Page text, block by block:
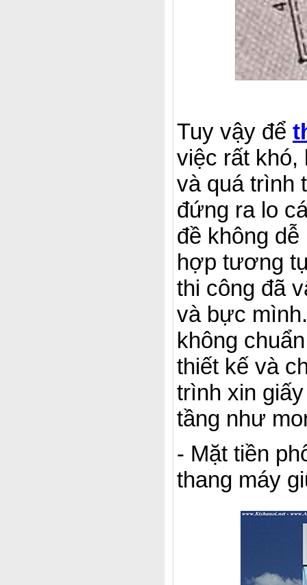
Tuy vậy để
việc rất khó,
và quá trình
đứng ra lo
đề không
hợp tương
thi công đã
và bực
không
thiết kế và
trình xin
tầng như
- Mặt tiền
thang máy